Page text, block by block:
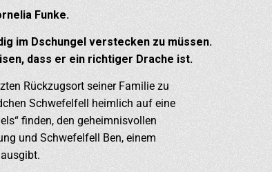
Funke.
im Dschungel verstecken zu müssen.
dass er ein richtiger Drache ist.
Rückzugsort seiner Familie zu
Schwefelfell heimlich auf eine
finden, den geheimnisvollen
und Schwefelfell Ben, einem